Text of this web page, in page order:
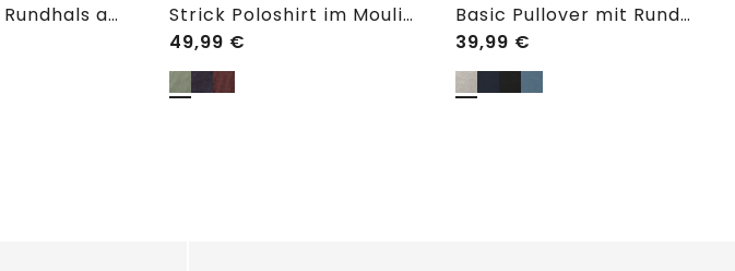
Pullover mit Rundhals aus reiner Baumwolle
Strick Poloshirt im Mouliné Look
49,99 €
Basic Pullover mit Rundhals in Unifarbe
39,99 €